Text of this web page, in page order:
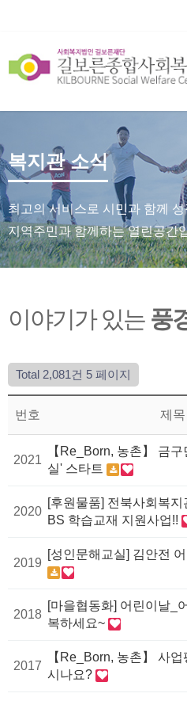
복지관 소식
최고의 서비스로 시민과 함께
지역주민과 함께하는 열린공간
이야기가 있는 풍
Total 2,081건 5 페이지
번호 제목
2021
【Re_Born, 농촌】 금
실' 스타트
2020
[후원물품] 전북사회복
BS 학습교재 지원사업!!
2019
[성인문해교실] 김안전
2018
[마을협동화] 어린이날_
복하세요~
2017
【Re_Born, 농촌】 사
시나요?